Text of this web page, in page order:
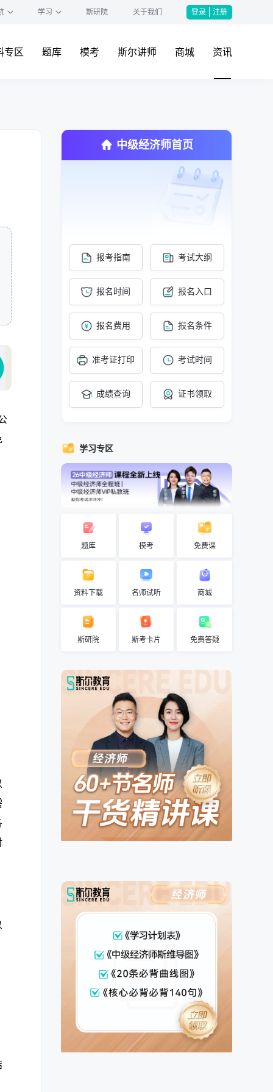
学习 斯研院 关于我们 登录 注册
专区 题库 模考 斯尔讲师 商城 资讯
中级经济师首页
报考指南 考试大纲
报名时间 报名入口
报名费用 报名条件
准考证打印 考试时间
成绩查询 证书领取
学习专区
题库 模考 免费课
资料下载 名师试听 商城
斯研院 斯考卡片 免费答疑